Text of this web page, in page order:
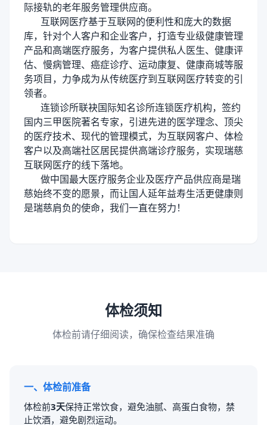
际接轨的老年服务管理供应商。
互联网医疗基于互联网的便利性和庞大的数据
库，针对个人客户和企业客户，打造专业级健康管理
产品和高端医疗服务，为客户提供私人医生、健康评
估、慢病管理、癌症诊疗、运动康复、健康商城等服
务项目，力争成为从传统医疗到互联网医疗转变的引
领者。
连锁诊所联袂国际知名诊所连锁医疗机构，签约
国内三甲医院著名专家，引进先进的医学理念、顶尖
的医疗技术、现代的管理模式，为互联网客户、体检
客户以及高端社区居民提供高端诊疗服务，实现瑞慈
互联网医疗的线下落地。
做中国最大医疗服务企业及医疗产品供应商是瑞
慈始终不变的愿景，而让国人延年益寿生活更健康则
是瑞慈肩负的使命，我们一直在努力！
体检须知
体检前请仔细阅读，确保检查结果准确
一、体检前准备
体检前3天保持正常饮食，避免油腻、高蛋白食物，禁
止饮酒，避免剧烈运动。